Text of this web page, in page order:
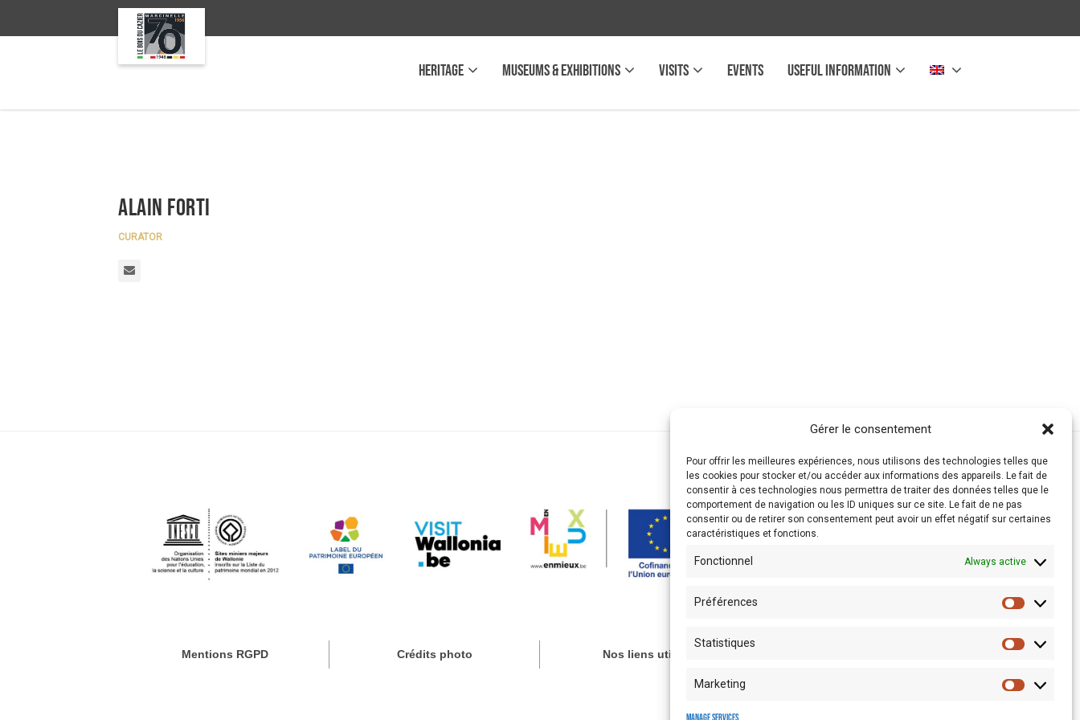
Gérer le consentement
Pour offrir les meilleures expériences, nous utilisons des technologies telles que
les cookies pour stocker et/ou accéder aux informations des appareils. Le fait de
consentir à ces technologies nous permettra de traiter des données telles que le
comportement de navigation ou les ID uniques sur ce site. Le fait de ne pas
consentir ou de retirer son consentement peut avoir un effet négatif sur certaines
caractéristiques et fonctions.
Fonctionnel Always active
Préférences
Statistiques
Marketing
Heritage Museums & Exhibitions Visits Events Useful information
Alain Forti
CURATOR
Mentions RGPD Crédits photo Nos liens utiles